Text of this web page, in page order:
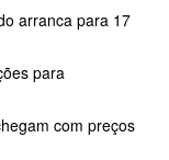
arranca para 17
para
com preços